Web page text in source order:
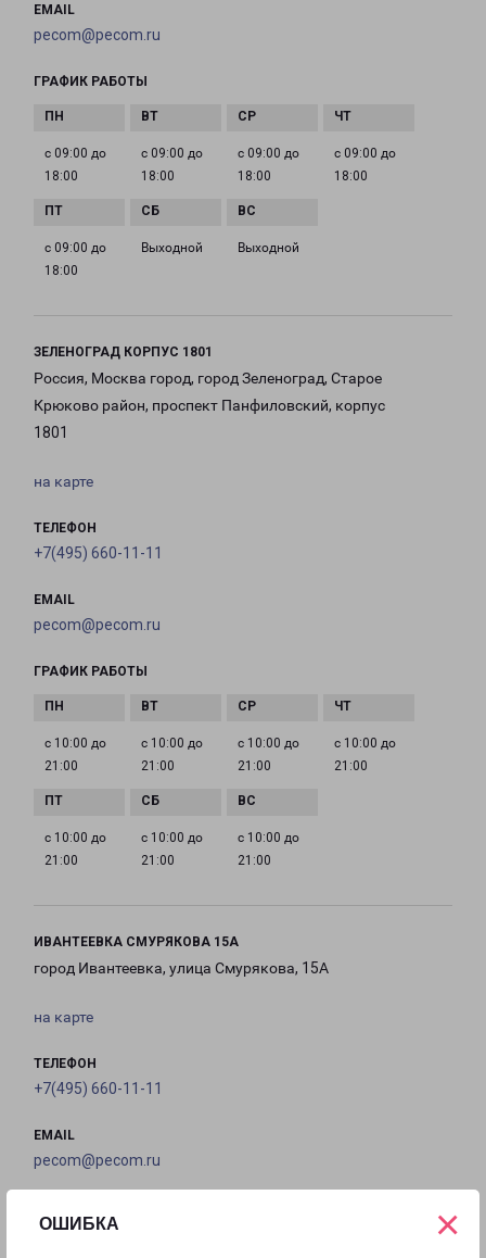
ОШИБКА ×
EMAIL
pecom@pecom.ru
ГРАФИК РАБОТЫ
с 09:00 до
18:00
с 09:00 до
18:00
с 09:00 до
18:00
с 09:00 до
18:00
с 09:00 до
18:00
Выходной Выходной
ЗЕЛЕНОГРАД КОРПУС 1801
Россия, Москва город, город Зеленоград, Старое
Крюково район, проспект Панфиловский, корпус
1801
на карте
ТЕЛЕФОН
+7(495) 660-11-11
EMAIL
pecom@pecom.ru
ГРАФИК РАБОТЫ
с 10:00 до
21:00
с 10:00 до
21:00
с 10:00 до
21:00
с 10:00 до
21:00
с 10:00 до
21:00
с 10:00 до
21:00
с 10:00 до
21:00
ИВАНТЕЕВКА СМУРЯКОВА 15А
город Ивантеевка, улица Смурякова, 15А
на карте
ТЕЛЕФОН
+7(495) 660-11-11
EMAIL
pecom@pecom.ru